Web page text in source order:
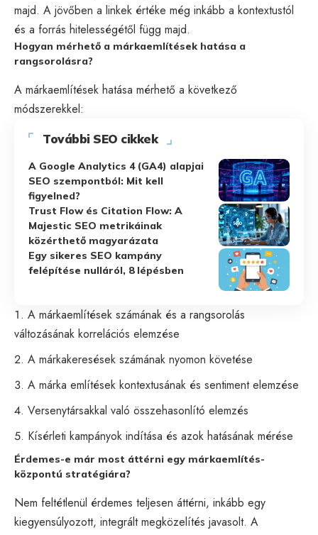
majd. A jövőben a linkek értéke még inkább a kontextustól
és a forrás hitelességétől függ majd.
Hogyan mérhető a márkaemlítések hatása a
rangsorolásra?
A márkaemlítések hatása mérhető a következő
módszerekkel:
További SEO cikkek
A Google Analytics 4 (GA4) alapjai
SEO szempontból: Mit kell
figyelned?
Trust Flow és Citation Flow: A
Majestic SEO metrikáinak
közérthető magyarázata
Egy sikeres SEO kampány
felépítése nulláról, 8 lépésben
A márkaemlítések számának és a rangsorolás
változásának korrelációs elemzése
A márkakeresések számának nyomon követése
A márka említések kontextusának és sentiment elemzése
Versenytársakkal való összehasonlító elemzés
Kísérleti kampányok indítása és azok hatásának mérése
Érdemes-e már most áttérni egy márkaemlítés-
központú stratégiára?
Nem feltétlenül érdemes teljesen áttérni, inkább egy
kiegyensúlyozott, integrált megközelítés javasolt. A